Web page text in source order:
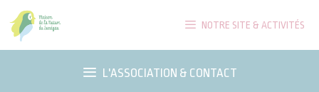
Aller
au
contenu
NOTRE SITE & ACTIVITÉS
L'ASSOCIATION & CONTACT